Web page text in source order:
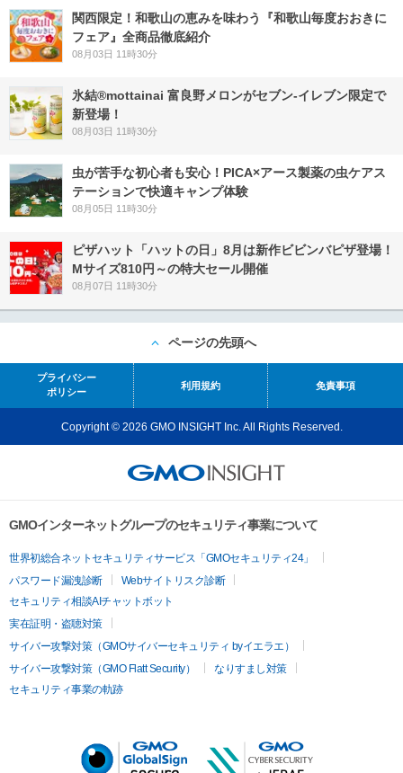
関西限定！和歌山の恵みを味わう『和歌山毎度おおきに
フェア』全商品徹底紹介
08月03日 11時30分
氷結®mottainai 富良野メロンがセブン‐イレブン限定で
新登場！
08月03日 11時30分
虫が苦手な初心者も安心！PICA×アース製薬の虫ケアス
テーションで快適キャンプ体験
08月05日 11時30分
ピザハット「ハットの日」8月は新作ビビンバピザ登場！
Mサイズ810円～の特大セール開催
08月07日 11時30分
ページの先頭へ
プライバシー
ポリシー
利用規約 免責事項
Copyright © 2026 GMO INSIGHT Inc. All Rights Reserved.
GMOインターネットグループのセキュリティ事業について
世界初総合ネットセキュリティサービス「GMOセキュリティ24」
パスワード漏洩診断
Webサイトリスク診断
セキュリティ相談AIチャットボット
実在証明・盗聴対策
サイバー攻撃対策（GMOサイバーセキュリティ byイエラエ）
サイバー攻撃対策（GMO Flatt Security）
なりすまし対策
セキュリティ事業の軌跡